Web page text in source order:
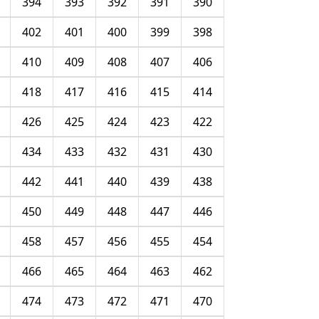
398
399
400
401
402
406
407
408
409
410
414
415
416
417
418
422
423
424
425
426
430
431
432
433
434
438
439
440
441
442
446
447
448
449
450
454
455
456
457
458
462
463
464
465
466
470
471
472
473
474